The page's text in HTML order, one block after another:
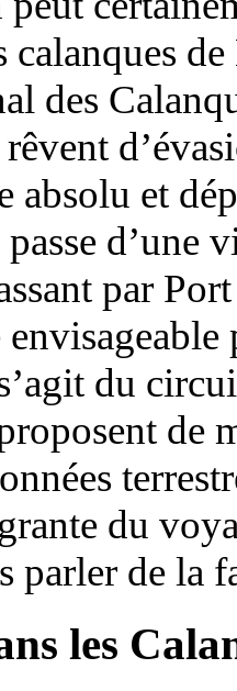
calanques
des
absolu et
d’une
par
du
de
du
parler de la
les